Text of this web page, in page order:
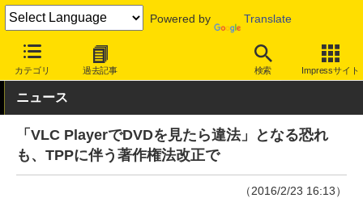
Powered by Translate
カテゴリ 過去記事 検索 Impressサイト
INTERNET Watch トピック 著作権
ニュース
「VLC PlayerでDVDを見たら違法」となる恐れ
も、TPPに伴う著作権法改正で
（2016/2/23 16:13）